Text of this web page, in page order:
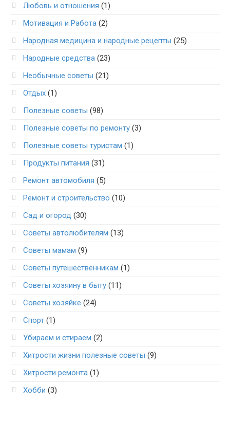
Любовь и отношения (1)
Мотивация и Работа (2)
Народная медицина и народные рецепты (25)
Народные средства (23)
Необычные советы (21)
Отдых (1)
Полезные советы (98)
Полезные советы по ремонту (3)
Полезные советы туристам (1)
Продукты питания (31)
Ремонт автомобиля (5)
Ремонт и строительство (10)
Сад и огород (30)
Советы автолюбителям (13)
Советы мамам (9)
Советы путешественникам (1)
Советы хозяину в быту (11)
Советы хозяйке (24)
Спорт (1)
Убираем и стираем (2)
Хитрости жизни полезные советы (9)
Хитрости ремонта (1)
Хобби (3)